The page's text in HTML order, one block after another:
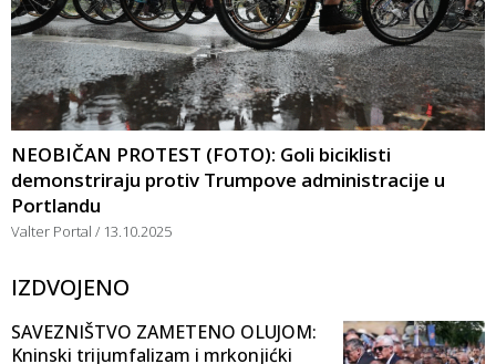
NEOBIČAN PROTEST (FOTO): Goli biciklisti
demonstriraju protiv Trumpove administracije u
Portlandu
Valter Portal 13.10.2025
IZDVOJENO
SAVEZNIŠTVO ZAMETENO OLUJOM:
Kninski trijumfalizam i mrkonjićki